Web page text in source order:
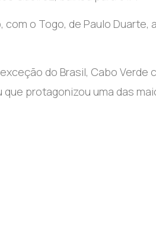
o Togo, de Paulo Duarte,
do Brasil, Cabo Verde
protagonizou uma das